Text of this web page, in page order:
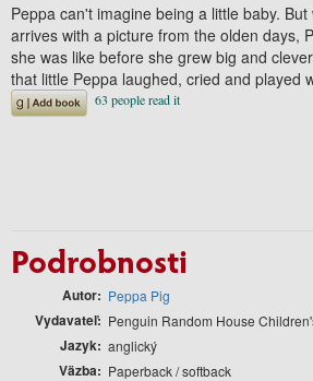
Peppa can't imagine being a little baby.
arrives with a picture from the olden days,
she was like before she grew big and
that little Peppa laughed, cried and played
Podrobnosti
Autor Peppa Pig
Vydavateľ Penguin Random House
Jazyk anglický
Väzba Paperback / softback